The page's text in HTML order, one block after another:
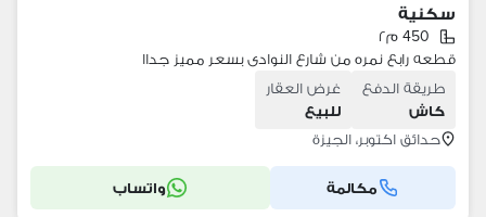
سكنية
450 م٢
قطعه رابع نمره من شارع النوادى بسعر مميز جداا
طريقة الدفع
كاش
غرض العقار
للبيع
حدائق اكتوبر، الجيزة
مكالمة واتساب